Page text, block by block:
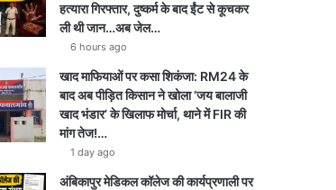
हत्यारा गिरफ्तार, दुष्कर्म के बाद ईंट से कूचकर
ली थी जान…अब जेल…
6 hours ago
खाद माफियाओं पर कसा शिकंजा: RM24 के
बाद अब पीड़ित किसान ने खोला ‘जय बालाजी
खाद भंडार’ के खिलाफ मोर्चा, थाने में FIR की
मांग तेज!…
1 day ago
अंबिकापुर मेडिकल कॉलेज की कार्यप्रणाली पर